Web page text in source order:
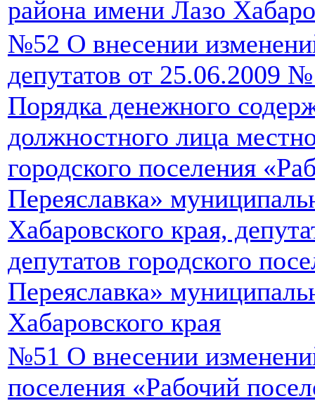
района имени Лазо
№52 О внесении
депутатов от 25.06.2009
Порядка денежного
должностного лица
городского поселения
Переяславка»
Хабаровского края,
депутатов городского
Переяславка»
Хабаровского края
№51 О внесении
поселения «Рабочий